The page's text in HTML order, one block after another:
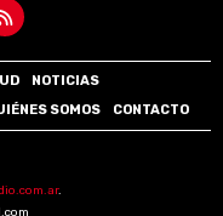
NOTICIAS
SOMOS CONTACTO
.